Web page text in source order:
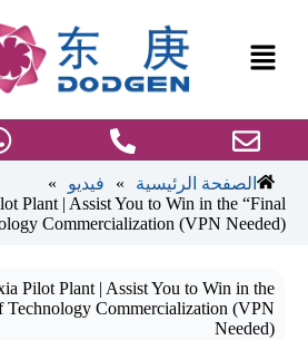
الصفحة الرئيسية » فيديو
»
Plant | Assist You to Win in the “Final
Commercialization (VPN Needed)
Pilot Plant | Assist You to Win in the
Technology Commercialization (VPN
Needed)